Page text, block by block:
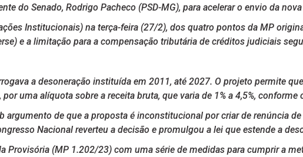
do Senado, Rodrigo Pacheco (PSD-MG), para acelerar o envio da
Institucionais) na terça-feira (27/2), dos quatro pontos da MP
e a limitação para a compensação tributária de créditos judiciais
a desoneração instituída em 2011, até 2027. O projeto permite
uma alíquota sobre a receita bruta, que varia de 1% a 4,5%, conforme
de que a proposta é inconstitucional por criar de renúncia
Nacional reverteu a decisão e promulgou a lei que estende a
Provisória (MP 1.202/23) com uma série de medidas para cumprir a